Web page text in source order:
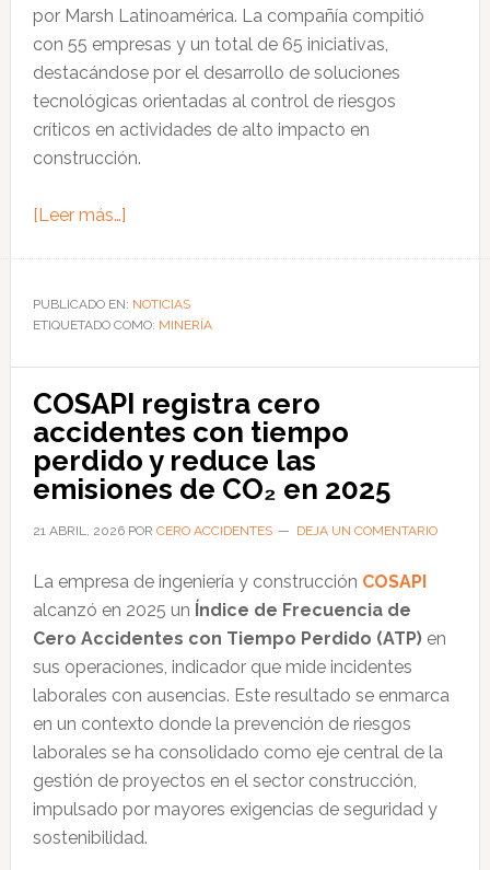
por Marsh Latinoamérica. La compañía compitió
con 55 empresas y un total de 65 iniciativas,
destacándose por el desarrollo de soluciones
tecnológicas orientadas al control de riesgos
críticos en actividades de alto impacto en
construcción.
[Leer más…]acerca
obtiene
primer
concurso
regional
de
innovación
en
de
riesgos
laborales
PUBLICADO EN: NOTICIAS
ETIQUETADO COMO: MINERÍA
COSAPI registra cero
accidentes con tiempo
perdido y reduce las
emisiones de CO₂ en 2025
21 ABRIL, 2026POR CERO ACCIDENTES DEJA UN COMENTARIO
La empresa de ingeniería y construcción COSAPI
alcanzó en 2025 un Índice de Frecuencia de
Cero Accidentes con Tiempo Perdido (ATP)en
sus operaciones, indicador que mide incidentes
laborales con ausencias. Este resultado se enmarca
en un contexto donde la prevención de riesgos
laborales se ha consolidado como eje central de la
gestión de proyectos en el sector construcción,
impulsado por mayores exigencias de seguridad y
sostenibilidad.